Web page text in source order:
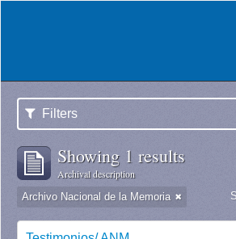
Filters
Showing 1 results
Archival description
Archivo Nacional de la Memoria